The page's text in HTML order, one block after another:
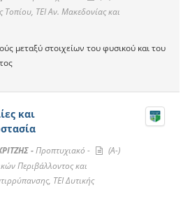
Τοπίου, ΤΕΙ Αν. Μακεδονίας και
μεταξύ στοιχείων του φυσικού και του
και
-Προπτυχιακό -
(A-)
Περιβάλλοντος και
ΤΕΙ Δυτικής